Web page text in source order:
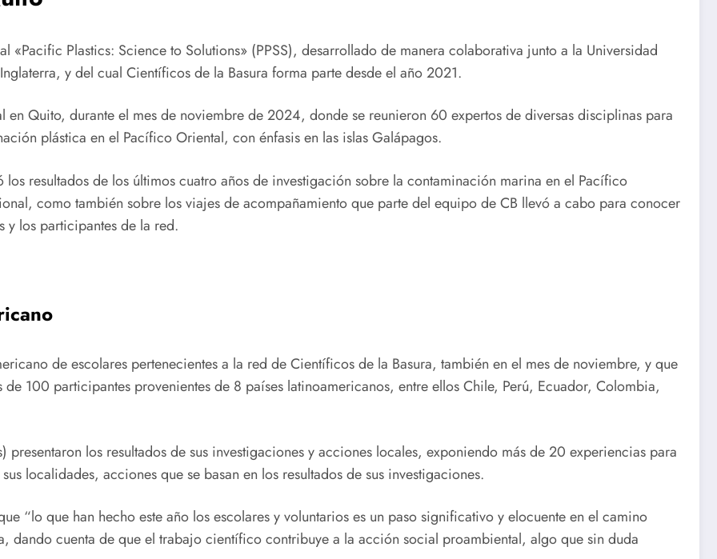
Plastics: Science to Solutions» (PPSS), desarrollado de manera colaborativa junto a la Universidad
y del cual Científicos de la Basura forma parte desde el año 2021.
Quito, durante el mes de noviembre de 2024, donde se reunieron 60 expertos de diversas disciplinas para
plástica en el Pacífico Oriental, con énfasis en las islas Galápagos.
resultados de los últimos cuatro años de investigación sobre la contaminación marina en el Pacífico
como también sobre los viajes de acompañamiento que parte del equipo de CB llevó a cabo para conocer
y los participantes de la red.
de escolares pertenecientes a la red de Científicos de la Basura, también en el mes de noviembre, y que
100 participantes provenientes de 8 países latinoamericanos, entre ellos Chile, Perú, Ecuador, Colombia,
presentaron los resultados de sus investigaciones y acciones locales, exponiendo más de 20 experiencias para
localidades, acciones que se basan en los resultados de sus investigaciones.
“lo que han hecho este año los escolares y voluntarios es un paso significativo y elocuente en el camino
dando cuenta de que el trabajo científico contribuye a la acción social proambiental, algo que sin duda